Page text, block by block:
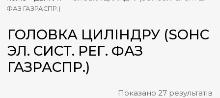
ФАЗ ГАЗРАСПР.)
ГОЛОВКА ЦИЛІНДРУ (SOHC
ЭЛ. СИСТ. РЕГ. ФАЗ
ГАЗРАСПР.)
Показано 27 результатів